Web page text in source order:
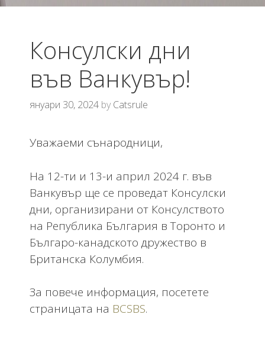
Консулски дни
във Ванкувър!
януари 30, 2024 byCatsrule
Уважаеми сънародници,
На 12-ти и 13-и април 2024 г. във
Ванкувър ще се проведат Консулски
дни, организирани от Консулството
на Република България в Торонто и
Българо-канадското дружество в
Британска Колумбия.
За повече информация, посетете
страницата на BCSBS.